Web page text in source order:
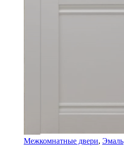
Межкомнатные двери, Эмаль